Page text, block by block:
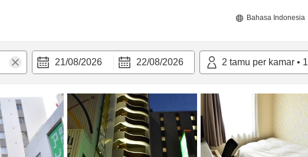
Bahasa Indonesia
21/08/2026 22/08/2026 2 tamu per kamar • 1